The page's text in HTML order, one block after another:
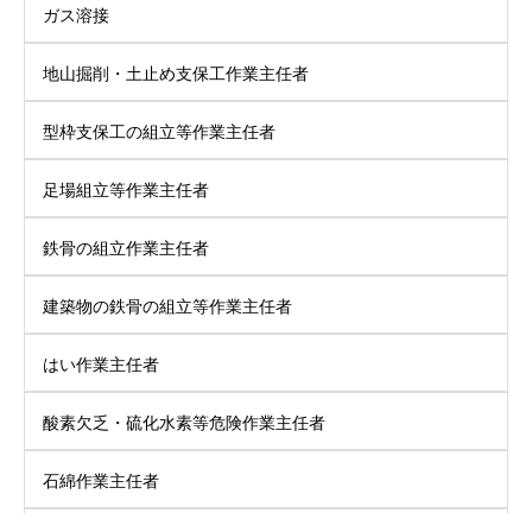
ガス溶接
地山掘削・土止め支保工作業主任者
型枠支保工の組立等作業主任者
足場組立等作業主任者
鉄骨の組立作業主任者
建築物の鉄骨の組立等作業主任者
はい作業主任者
酸素欠乏・硫化水素等危険作業主任者
石綿作業主任者